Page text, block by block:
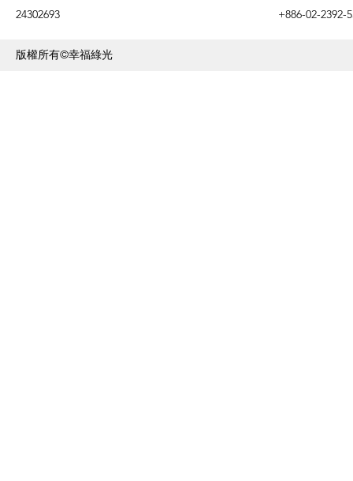
24302693 +886-02-2392-
版權所有©幸福綠光